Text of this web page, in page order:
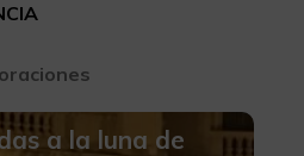
a la luna de